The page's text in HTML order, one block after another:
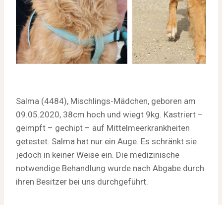
Salma (4484), Mischlings-Mädchen, geboren am
09.05.2020, 38cm hoch und wiegt 9kg. Kastriert –
geimpft – gechipt – auf Mittelmeerkrankheiten
getestet. Salma hat nur ein Auge. Es schränkt sie
jedoch in keiner Weise ein. Die medizinische
notwendige Behandlung wurde nach Abgabe durch
ihren Besitzer bei uns durchgeführt.